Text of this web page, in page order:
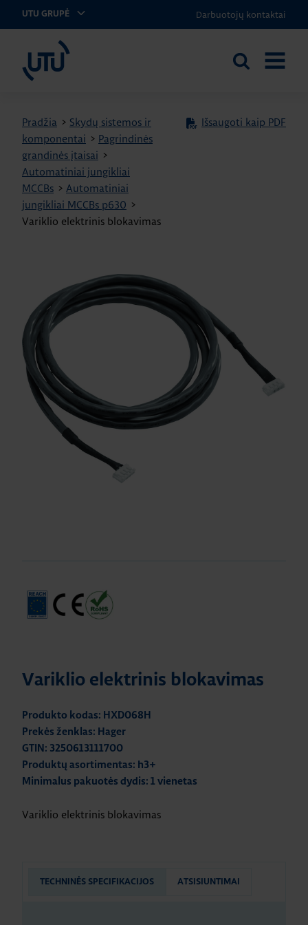
UTU GRUPĖ Darbuotojų kontaktai
UTU Lithuania
Ieškoti
Pradžia > Skydų sistemos ir
komponentai > Pagrindinės
grandinės įtaisai >
Automatiniai jungikliai
MCCBs > Automatiniai
jungikliai MCCBs p630 >
Variklio elektrinis blokavimas
Išsaugoti kaip PDF
Variklio elektrinis blokavimas
Produkto kodas: HXD068H
Prekės ženklas: Hager
GTIN: 3250613111700
Produktų asortimentas: h3+
Minimalus pakuotės dydis: 1 vienetas
Variklio elektrinis blokavimas
TECHNINĖS SPECIFIKACIJOS ATSISIUNTIMAI